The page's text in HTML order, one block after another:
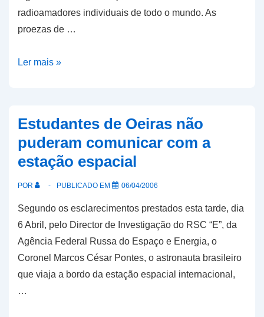
radioamadores individuais de todo o mundo. As
proezas de …
O
faz
muito
DX
do
espaço
Ler mais »
Estudantes de Oeiras não
puderam comunicar com a
estação espacial
POR PUBLICADO EM 06/04/2006
Segundo os esclarecimentos prestados esta tarde, dia
6 Abril, pelo Director de Investigação do RSC “E”, da
Agência Federal Russa do Espaço e Energia, o
Coronel Marcos César Pontes, o astronauta brasileiro
que viaja a bordo da estação espacial internacional,
…